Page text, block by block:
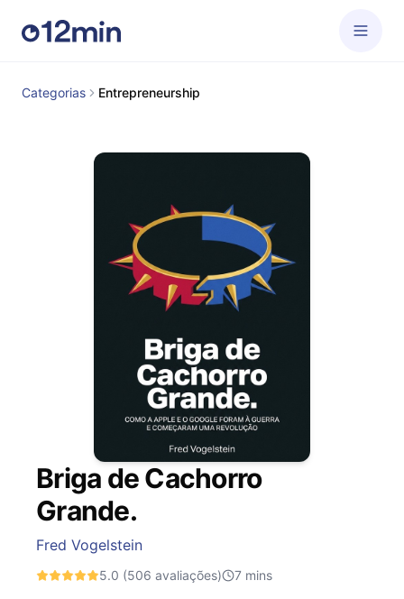
Categorias Entrepreneurship
Briga de Cachorro
Grande.
Fred Vogelstein
5.0 (506 avaliações) 7 mins